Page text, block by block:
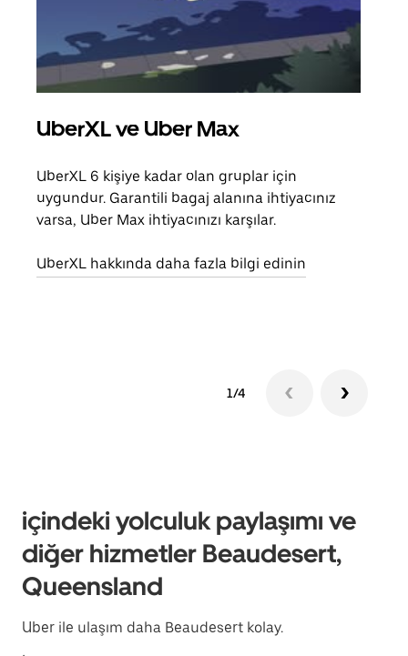
UberXL ve Uber Max
UberXL 6 kişiye kadar olan gruplar için
uygundur. Garantili bagaj alanına ihtiyacınız
varsa, Uber Max ihtiyacınızı karşılar.
UberXL hakkında daha fazla bilgi edinin
1/4
içindeki yolculuk paylaşımı ve
diğer hizmetler Beaudesert,
Queensland
Uber ile ulaşım daha Beaudesert kolay.